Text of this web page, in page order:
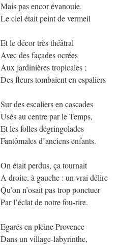
Mais pas encor évanouie.
Le ciel était peint de vermeil
Et le décor très théâtral
Avec des façades ocrées
Aux jardinières tropicales ;
Des fleurs tombaient en espaliers
Sur des escaliers en cascades
Usés au centre par le Temps,
Et les folles dégringolades
Fantômales d’anciens enfants.
On était perdus, ça tournait
A droite, à gauche : un vrai délire
Qu’on n’osait pas trop ponctuer
Par l’éclat de notre fou-rire.
Egarés en pleine Provence
Dans un village-labyrinthe,